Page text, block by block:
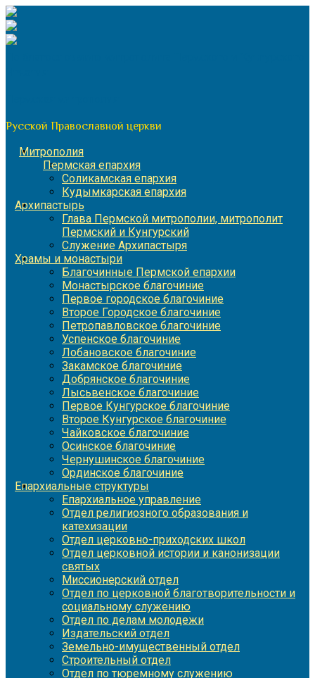
Перейти
к
содержимому
Русской Православной церкви
Митрополия
Пермская епархия
Соликамская епархия
Кудымкарская епархия
Архипастырь
Глава Пермской митрополии, митрополит
Пермский и Кунгурский
Служение Архипастыря
Храмы и монастыри
Благочинные Пермской епархии
Монастырское благочиние
Первое городское благочиние
Второе Городское благочиние
Петропавловское благочиние
Успенское благочиние
Лобановское благочиние
Закамское благочиние
Добрянское благочиние
Лысьвенское благочиние
Первое Кунгурское благочиние
Второе Кунгурское благочиние
Чайковское благочиние
Осинское благочиние
Чернушинское благочиние
Ординское благочиние
Епархиальные структуры
Епархиальное управление
Отдел религиозного образования и
катехизации
Отдел церковно-приходских школ
Отдел церковной истории и канонизации
святых
Миссионерский отдел
Отдел по церковной благотворительности и
социальному служению
Отдел по делам молодежи
Издательский отдел
Земельно-имущественный отдел
Строительный отдел
Отдел по тюремному служению